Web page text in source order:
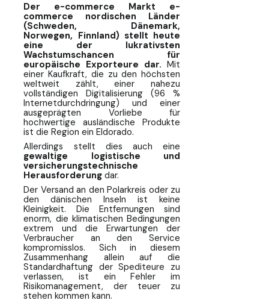
Vorteile
Strategischer Vergleich von
Transportversicherungen für
Pakete
Besonderheiten beim Transport
und bei der Paketversicherung in
den nordischen Ländern
Kriterien für die Auswahl einer
Paketversicherung /
Wertversicherung in den
nordischen Ländern
FAQ: Paketversicherung
Skandinavien
Fazit: Sichern Sie Ihr Wachstum im
Norden
Erkunden Sie den Norden ganz
entspannt
Der e-commerce Markt e-
commerce nordischen Länder
(Schweden, Dänemark,
Norwegen, Finnland) stellt heute
eine der lukrativsten
Wachstumschancen für
europäische Exporteure dar. Mit
einer Kaufkraft, die zu den höchsten
weltweit zählt, einer nahezu
vollständigen Digitalisierung (96 %
Internetdurchdringung) und einer
ausgeprägten Vorliebe für
hochwertige ausländische Produkte
ist die Region ein Eldorado.
Allerdings stellt dies auch eine
gewaltige logistische und
versicherungstechnische
Herausforderung dar.
Der Versand an den Polarkreis oder zu
den dänischen Inseln ist keine
Kleinigkeit. Die Entfernungen sind
enorm, die klimatischen Bedingungen
extrem und die Erwartungen der
Verbraucher an den Service
kompromisslos. Sich in diesem
Zusammenhang allein auf die
Standardhaftung der Spediteure zu
verlassen, ist ein Fehler im
Risikomanagement, der teuer zu
stehen kommen kann.